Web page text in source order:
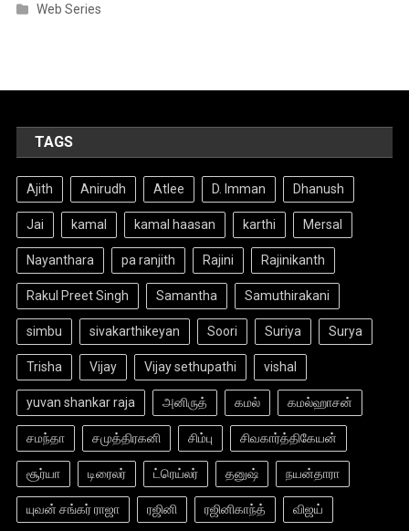
Web Series
TAGS
Ajith Anirudh Atlee D. Imman Dhanush
Jai kamal kamal haasan karthi Mersal
Nayanthara pa ranjith Rajini Rajinikanth
Rakul Preet Singh Samantha Samuthirakani
simbu sivakarthikeyan Soori Suriya Surya
Trisha Vijay Vijay sethupathi vishal
yuvan shankar raja அனிருத் கமல் கமல்ஹாசன்
சமந்தா சமுத்திரகனி சிம்பு சிவகார்த்திகேயன்
சூர்யா டிரைலர் ட்ரெய்லர் தனுஷ் நயன்தாரா
யுவன் சங்கர் ராஜா ரஜினி ரஜினிகாந்த் விஜய்